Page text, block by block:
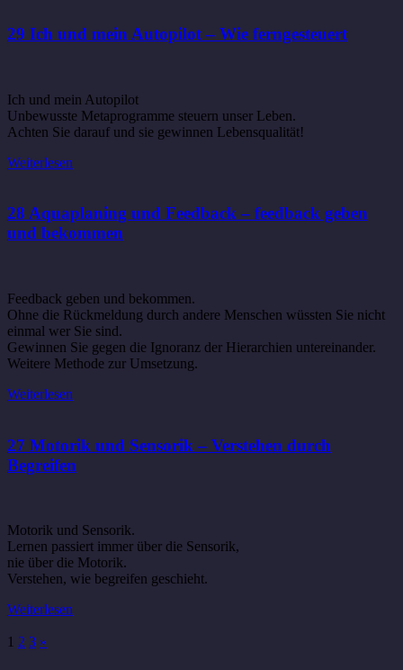
29 Ich und mein Autopilot – Wie ferngesteuert
Ich und mein Autopilot
Unbewusste Metaprogramme steuern unser Leben.
Achten Sie darauf und sie gewinnen Lebensqualität!
Weiterlesen
28 Aquaplaning und Feedback – feedback geben
und bekommen
Feedback geben und bekommen.
Ohne die Rückmeldung durch andere Menschen wüssten Sie nicht
einmal wer Sie sind.
Gewinnen Sie gegen die Ignoranz der Hierarchien untereinander.
Weitere Methode zur Umsetzung.
Weiterlesen
27 Motorik und Sensorik – Verstehen durch
Begreifen
Motorik und Sensorik.
Lernen passiert immer über die Sensorik,
nie über die Motorik.
Verstehen, wie begreifen geschieht.
Weiterlesen
1 2 3 »